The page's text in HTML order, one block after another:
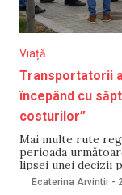
Viață
Transportatorii
începând cu
costurilor”
Mai multe rute
perioada
lipsei unei decizii
Operatorilor de
Ecaterina Arvintii -